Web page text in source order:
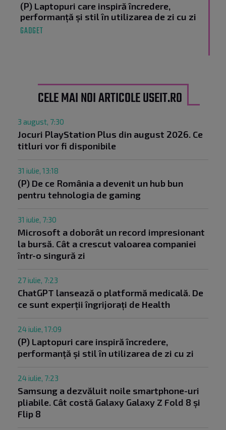
(P) Laptopuri care inspiră încredere,
performanță și stil în utilizarea de zi cu zi
GADGET
CELE MAI NOI ARTICOLE USEIT.RO
3 august, 7:30
Jocuri PlayStation Plus din august 2026. Ce
titluri vor fi disponibile
31 iulie, 13:18
(P) De ce România a devenit un hub bun
pentru tehnologia de gaming
31 iulie, 7:30
Microsoft a doborât un record impresionant
la bursă. Cât a crescut valoarea companiei
într-o singură zi
27 iulie, 7:23
ChatGPT lansează o platformă medicală. De
ce sunt experții îngrijorați de Health
24 iulie, 17:09
(P) Laptopuri care inspiră încredere,
performanță și stil în utilizarea de zi cu zi
24 iulie, 7:23
Samsung a dezvăluit noile smartphone-uri
pliabile. Cât costă Galaxy Galaxy Z Fold 8 și
Flip 8